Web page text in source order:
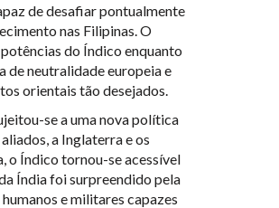
de desafiar pontualmente
nas Filipinas. O
do Índico enquanto
de neutralidade europeia e
orientais tão desejados.
se a uma nova política
a Inglaterra e os
o Índico tornou-se acessível
Índia foi surpreendido pela
e militares capazes